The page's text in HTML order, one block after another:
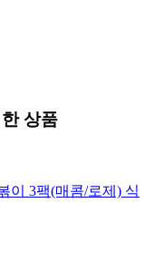
상품
이 3팩(매콤/로제) 식